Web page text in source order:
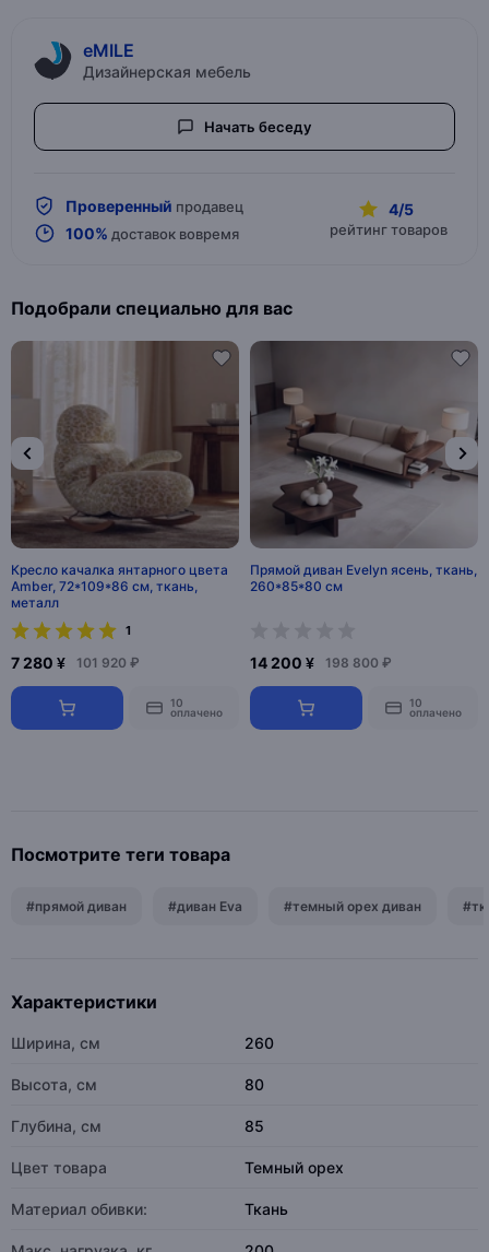
eMILE
Дизайнерская мебель
Начать беседу
Проверенный продавец
100% доставок вовремя
4/5
рейтинг товаров
Подобрали специально для вас
Кресло качалка янтарного цвета
Amber, 72*109*86 см, ткань,
металл
1
7 280 ¥ 101 920 ₽
10
оплачено
Прямой диван Evelyn ясень, ткань,
260*85*80 см
14 200 ¥ 198 800 ₽
10
оплачено
Посмотрите теги товара
#прямой диван #диван Eva #темный орех диван
Характеристики
Ширина, см 260
Высота, см 80
Глубина, см 85
Цвет товара Темный орех
Материал обивки: Ткань